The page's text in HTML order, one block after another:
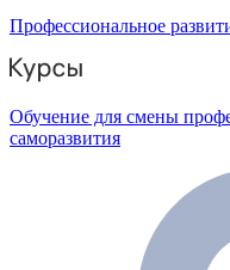
Профессиональное
Обучение для смены
саморазвития